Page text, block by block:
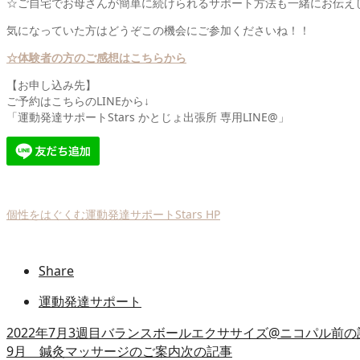
気になっていた方はどうぞこの機会にご参加くださいね！！
☆体験者の方のご感想はこちらから
【お申し込み先】
ご予約はこちらのLINEから↓
「運動発達サポートStars かとじょ出張所 専用LINE@」
個性をはぐくむ運動発達サポートStars HP
Share
運動発達サポート
2022年7月3週目バランスボールエクササイズ@ニコパル前
9月 鍼灸マッサージのご案内次の記事